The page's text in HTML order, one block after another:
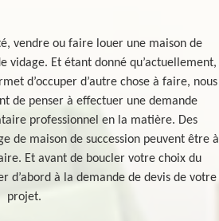
vendre ou faire louer une maison de
vidage. Et étant donné qu’actuellement,
d’occuper d’autre chose à faire, nous
de penser à effectuer une demande
professionnel en la matière. Des
de maison de succession peuvent être à
Et avant de boucler votre choix du
d’abord à la demande de devis de votre
projet.